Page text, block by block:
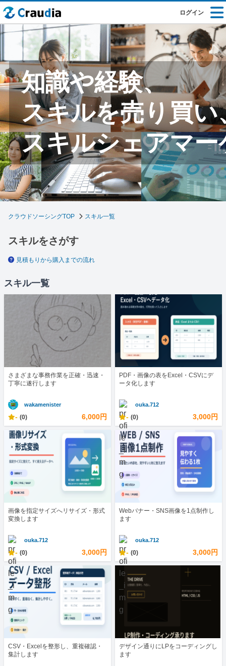
ログイン
知識や経験、
スキルを売り買い
スキルシェアマー
クラウドソーシングTOP スキル一覧
スキルをさがす
見積もりから購入までの流れ
スキル一覧
さまざまな事務作業を正確・迅速・
丁寧に遂行します
wakamenister
- (0) 6,000円
PDF・画像の表をExcel・CSVにデ
ータ化します
ouka.712
- (0) 3,000円
画像を指定サイズへリサイズ・形式
変換します
ouka.712
- (0) 3,000円
Webバナー・SNS画像を1点制作し
ます
ouka.712
- (0) 3,000円
CSV・Excelを整形し、重複確認・
集計します
デザイン通りにLPをコーディングし
ます